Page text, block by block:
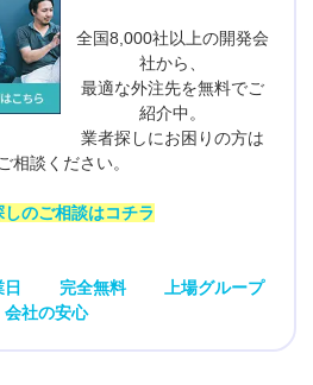
全国8,000社以上の開発会
社から、
最適な外注先を無料でご
紹介中。
業者探しにお困りの方は
相談ください。
しのご相談はコチラ
完全無料
上場グループ
会社の安心